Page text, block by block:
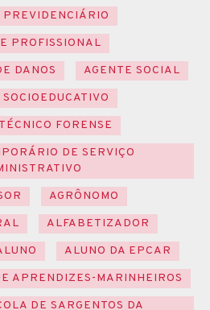
PREVIDENCIÁRIO
PROFISSIONAL
DANOS
AGENTE SOCIAL
FORENSE
DE SERVIÇO
AGRÔNOMO
ALFABETIZADOR
ALUNO DA EPCAR
APRENDIZES-MARINHEIROS
DE SARGENTOS DA